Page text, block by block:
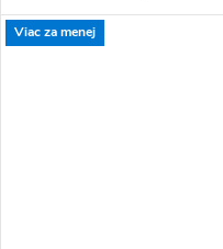
masívnejšie drevené prvky a
konštrukčné spoje navrhnuté
Viac za menej